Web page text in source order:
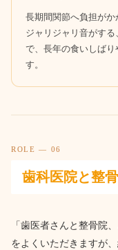
長期間関節へ負担がか
ジャリジャリ音がす
で、長年の食いしば
す。
ROLE — 06
歯科医院と整
「歯医者さんと整骨院
をよくいただきますが